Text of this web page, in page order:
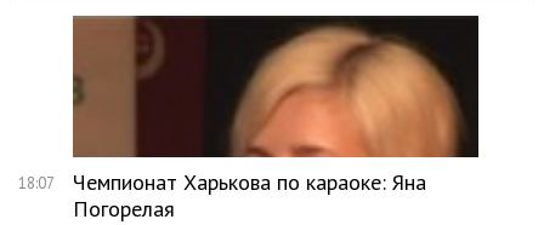
18:07
Чемпионат Харькова по караоке: Яна
Погорелая